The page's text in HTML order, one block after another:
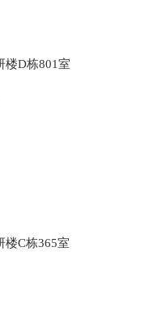
D栋801室
C栋365室